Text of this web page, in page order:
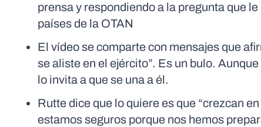
prensa y respondiendo a la pregunta que
países de la OTAN
El vídeo se comparte con mensajes que
se aliste en el ejército”. Es un bulo.
lo invita a que se una a él.
Rutte dice que lo quiere es que “crezcan
estamos seguros porque nos hemos